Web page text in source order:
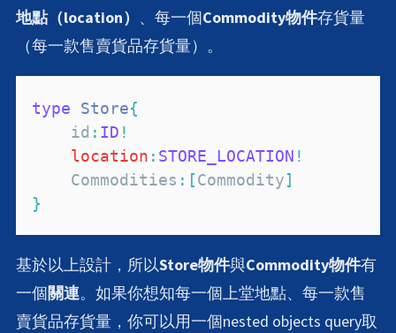
地點（location） 、每一個Commodity物件存貨量
（每一款售賣貨品存貨量）。
type Store{
    id
: ID !
location : STORE_LOCATION !
Commodities : [Commodity]
}
基於以上設計，所以Store物件與Commodity物件有
一個關連。如果你想知每一個上堂地點、每一款售
賣貨品存貨量，你可以用一個nested objects query取